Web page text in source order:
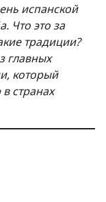
испанской
Что это за
традиции?
главных
который
странах